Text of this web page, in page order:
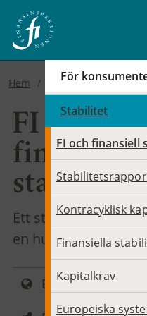
För
Stabilitet
FI och finansiell
Kontracyklisk
Finansiella
Kapitalkrav
Europeiska
Hem Stabilitet
FI och
Ett stabilt finansiellt
en huvuduppgift för
English